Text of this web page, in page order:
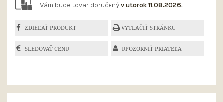
Vám bude tovar doručený v utorok 11.08.2026.
ZDIEĽAŤ PRODUKT VYTLAČIŤ STRÁNKU
SLEDOVAŤ CENU UPOZORNIŤ PRIATEĽA